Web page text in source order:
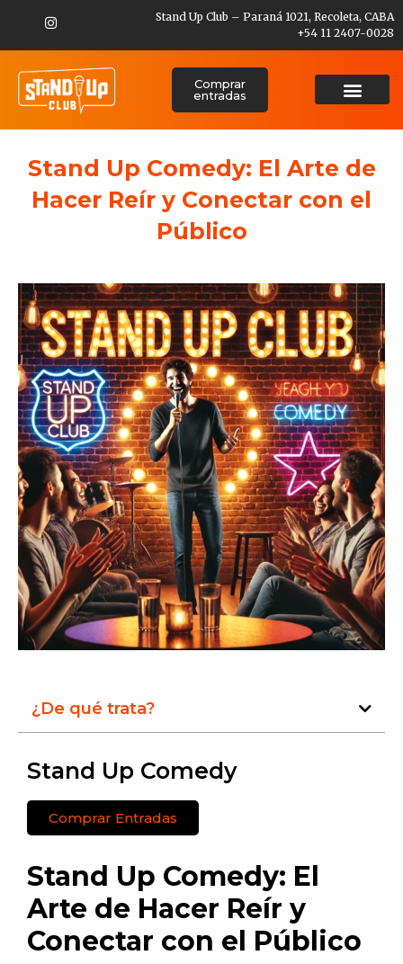
Stand Up Club – Paraná 1021, Recoleta, CABA
+54 11 2407-0028
Comprar
entradas
Stand Up Comedy: El Arte de
Hacer Reír y Conectar con el
Público
¿De qué trata?
Stand Up Comedy
Comprar Entradas
Stand Up Comedy: El
Arte de Hacer Reír y
Conectar con el Público